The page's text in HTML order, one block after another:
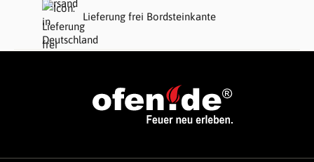
Lieferung frei Bordsteinkante